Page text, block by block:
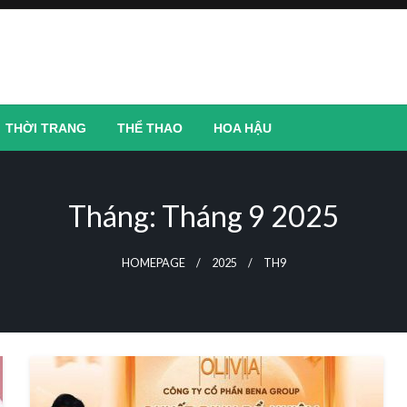
THỜI TRANG THỂ THAO HOA HẬU
Tháng: Tháng 9 2025
HOMEPAGE 2025 TH9